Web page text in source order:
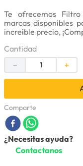
Te ofrecemos
marcas disponibles
increíble precio,
Cantidad
＋
－
Comparte
¿Necesitas ayuda?
Contactanos